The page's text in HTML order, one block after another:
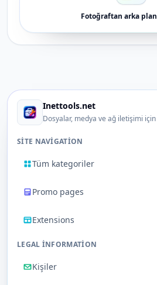
Fotoğraftan arka
Inettools.net
Dosyalar, medya ve ağ iletişimi
SITE NAVIGATION
Tüm kategoriler
Promo pages
Extensions
LEGAL INFORMATION
Kişiler